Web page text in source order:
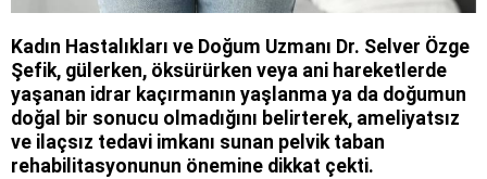
Kadın Hastalıkları ve Doğum Uzmanı Dr. Selver Özge
Şefik, gülerken, öksürürken veya ani hareketlerde
yaşanan idrar kaçırmanın yaşlanma ya da doğumun
doğal bir sonucu olmadığını belirterek, ameliyatsız
ve ilaçsız tedavi imkanı sunan pelvik taban
rehabilitasyonunun önemine dikkat çekti.